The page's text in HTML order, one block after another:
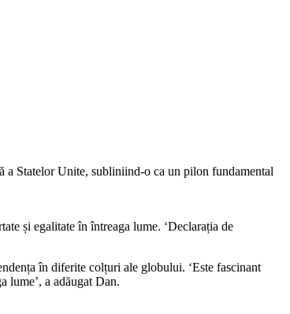
și egalitate în întreaga lume. ‘Declarația de
în diferite colțuri ale globului. ‘Este fascinant
lume’, a adăugat Dan.